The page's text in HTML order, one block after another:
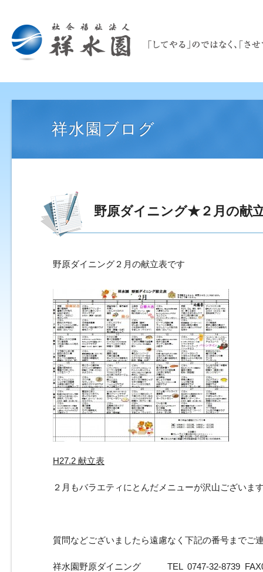
祥水園ブログ
野原ダイニング★２月の献
野原ダイニング２月の献立表です
H27.2 献立表
２月もバラエティにとんだメニューが沢山ございま
質問などございましたら遠慮なく下記の番号までご
祥水園野原ダイニング TEL 0747-32-8739